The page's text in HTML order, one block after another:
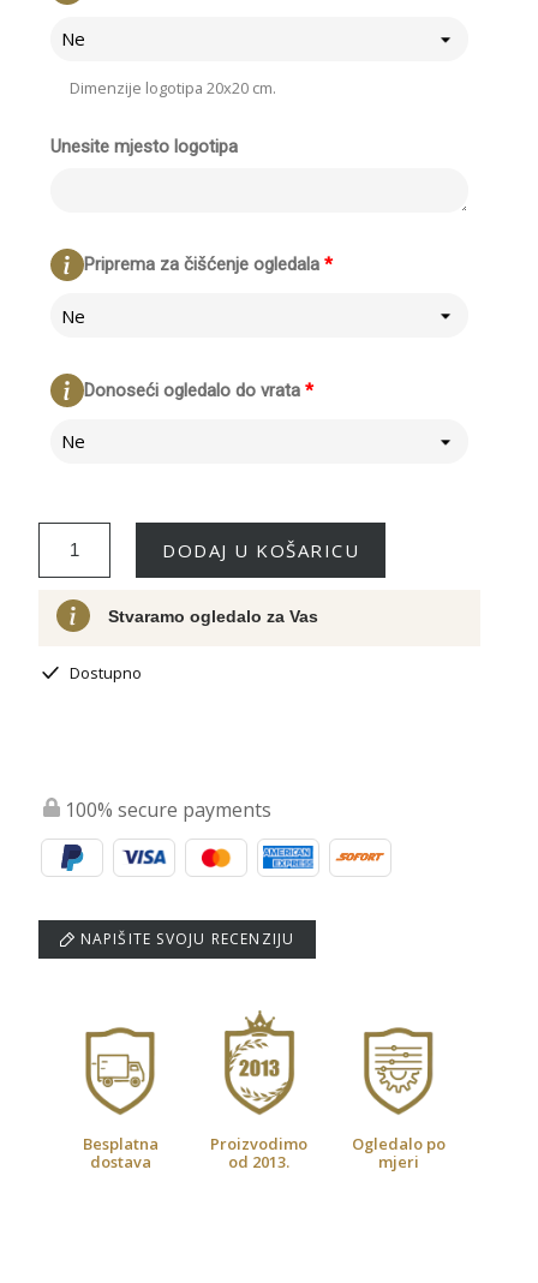
Ne
Dimenzije logotipa 20x20 cm.
Unesite mjesto logotipa
*
Priprema za čišćenje ogledala
Ne
*
Donoseći ogledalo do vrata
Ne
DODAJ U KOŠARICU
Stvaramo ogledalo za Vas
Dostupno
100% secure payments
NAPIŠITE SVOJU RECENZIJU
Besplatna
dostava
Proizvodimo
od 2013.
Ogledalo po
mjeri